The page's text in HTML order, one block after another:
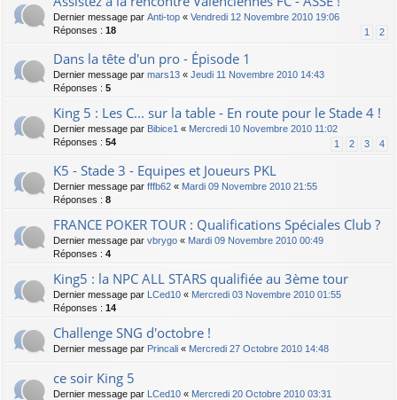
Dernier message par Anti-top « Vendredi 12 Novembre 2010 19:06
Réponses : 18 1 2
Dans la tête d'un pro - Épisode 1
Dernier message par mars13 « Jeudi 11 Novembre 2010 14:43
Réponses : 5
King 5 : Les C... sur la table - En route pour le Stade 4 !
Dernier message par Bibice1 « Mercredi 10 Novembre 2010 11:02
Réponses : 54 1 2 3 4
K5 - Stade 3 - Equipes et Joueurs PKL
Dernier message par fffb62 « Mardi 09 Novembre 2010 21:55
Réponses : 8
FRANCE POKER TOUR : Qualifications Spéciales Club ?
Dernier message par vbrygo « Mardi 09 Novembre 2010 00:49
Réponses : 4
King5 : la NPC ALL STARS qualifiée au 3ème tour
Dernier message par LCed10 « Mercredi 03 Novembre 2010 01:55
Réponses : 14
Challenge SNG d'octobre !
Dernier message par Princali « Mercredi 27 Octobre 2010 14:48
ce soir King 5
Dernier message par LCed10 « Mercredi 20 Octobre 2010 03:31